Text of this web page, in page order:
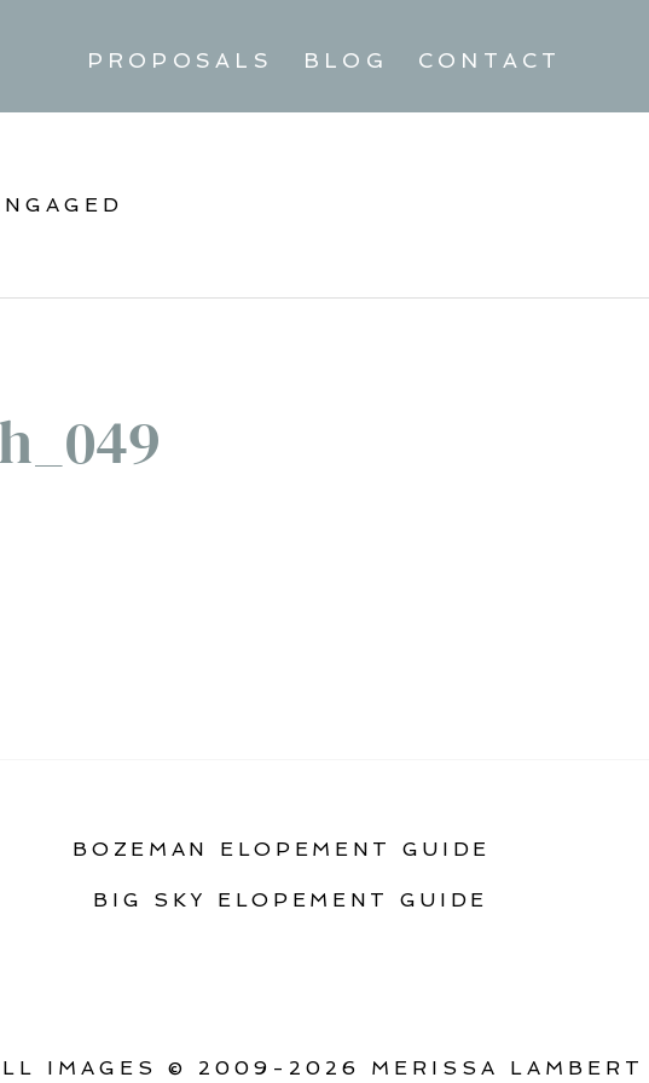
PROPOSALS BLOG CONTACT
BOZEMAN ELOPEMENT GUIDE
BIG SKY ELOPEMENT GUIDE
IMAGES © 2009-2026 MERISSA LAMBERT